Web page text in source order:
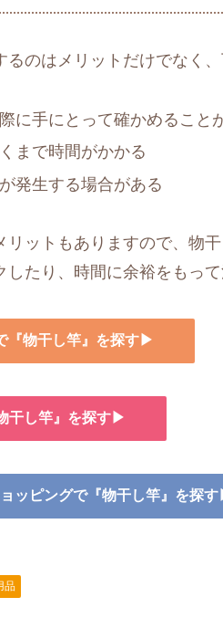
るのはメリットだけでなく
に手にとって確かめること
まで時間がかかる
発生する場合がある
リットもありますので、物
したり、時間に余裕をもっ
『物干し竿』を探す▶
干し竿』を探す▶
ッピングで『物干し竿』を探
品